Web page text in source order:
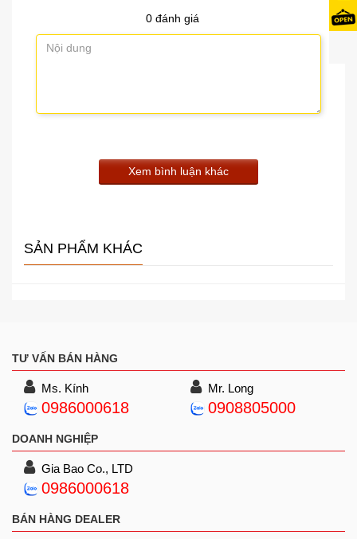
0 đánh giá
Xem bình luận khác
SẢN PHẨM KHÁC
TƯ VẤN BÁN HÀNG
Ms. Kính
0986000618
Mr. Long
0908805000
DOANH NGHIỆP
Gia Bao Co., LTD
0986000618
BÁN HÀNG DEALER